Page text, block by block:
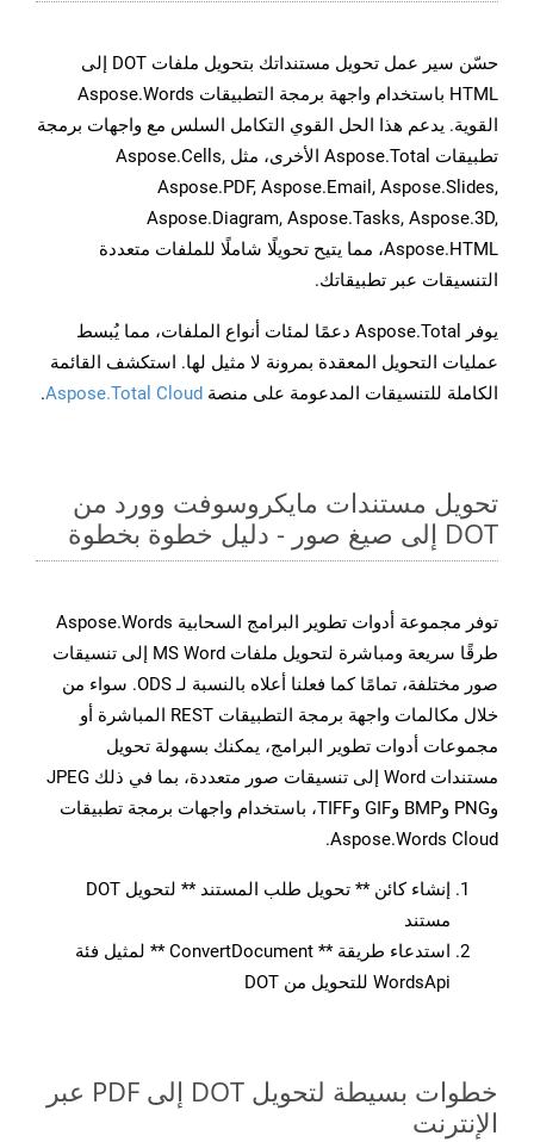
حسّن سير عمل تحويل مستنداتك بتحويل ملفات DOT إلى
HTML باستخدام واجهة برمجة التطبيقات Aspose.Words
القوية. يدعم هذا الحل القوي التكامل السلس مع واجهات برمجة
تطبيقات Aspose.Total الأخرى، مثل Aspose.Cells,
Aspose.PDF, Aspose.Email, Aspose.Slides,
Aspose.Diagram, Aspose.Tasks, Aspose.3D,
Aspose.HTML، مما يتيح تحويلًا شاملًا للملفات متعددة
التنسيقات عبر تطبيقاتك.
يوفر Aspose.Total دعمًا لمئات أنواع الملفات، مما يُبسط
عمليات التحويل المعقدة بمرونة لا مثيل لها. استكشف القائمة
الكاملة للتنسيقات المدعومة على منصة Aspose.Total Cloud
.
تحويل مستندات مايكروسوفت وورد من
DOT إلى صيغ صور - دليل خطوة بخطوة
توفر مجموعة أدوات تطوير البرامج السحابية Aspose.Words
طرقًا سريعة ومباشرة لتحويل ملفات MS Word إلى تنسيقات
صور مختلفة، تمامًا كما فعلنا أعلاه بالنسبة لـ ODS. سواء من
خلال مكالمات واجهة برمجة التطبيقات REST المباشرة أو
مجموعات أدوات تطوير البرامج، يمكنك بسهولة تحويل
مستندات Word إلى تنسيقات صور متعددة، بما في ذلك JPEG
وPNG وBMP وGIF وTIFF، باستخدام واجهات برمجة تطبيقات
Aspose.Words Cloud.
إنشاء كائن ** تحويل طلب المستند ** لتحويل DOT
مستند
استدعاء طريقة ** ConvertDocument ** لمثيل فئة
WordsApi للتحويل من DOT
خطوات بسيطة لتحويل DOT إلى PDF عبر
الإنترنت